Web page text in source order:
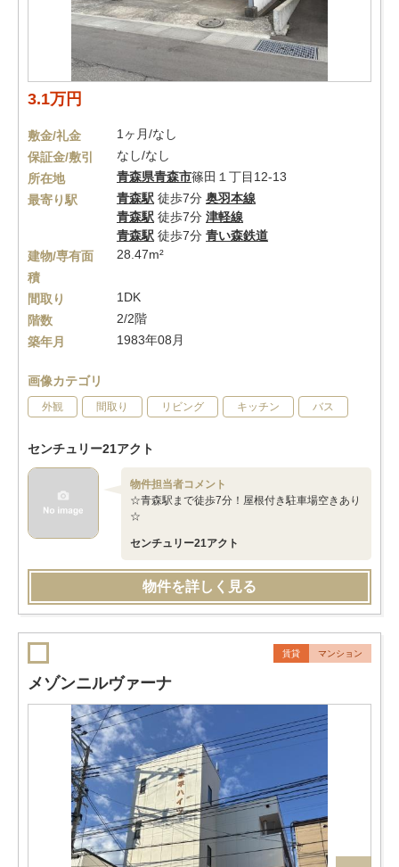
3.1万円
敷金/礼金
1ヶ月/なし
保証金/敷引
なし/なし
所在地
青森県青森市篠田１丁目12-13
最寄り駅
青森駅 徒歩7分 奥羽本線
青森駅 徒歩7分 津軽線
青森駅 徒歩7分 青い森鉄道
建物/専有面
積
28.47m²
間取り
1DK
階数
2/2階
築年月
1983年08月
画像カテゴリ
外観 間取り リビング キッチン バス
センチュリー21アクト
物件担当者コメント
☆青森駅まで徒歩7分！屋根付き駐車場空きあり
☆
センチュリー21アクト
物件を詳しく見る
賃貸 マンション
メゾンニルヴァーナ